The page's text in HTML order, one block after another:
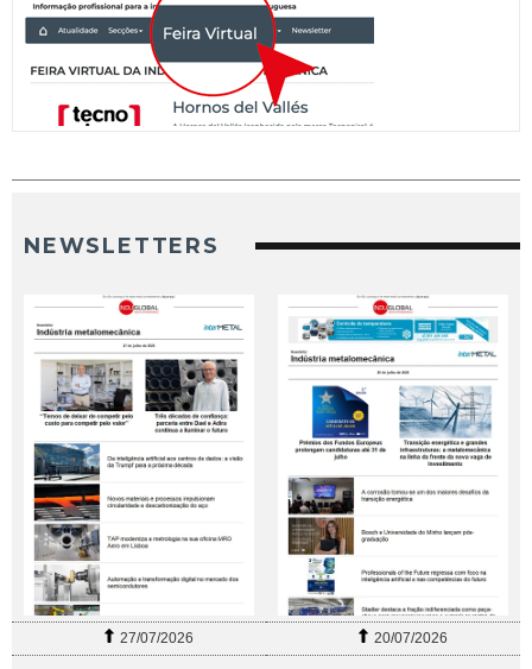
NEWSLETTERS
27/07/2026 20/07/2026